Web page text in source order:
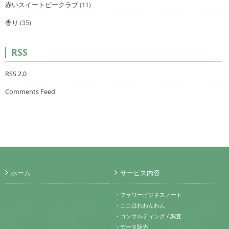
赤いスイートピークラブ(11)
香り (35)
RSS
RSS 2.0
Comments Feed
ホーム サービス内容
・フラワービジネスノート
・ここほれわんわん
・コンサルティング / 調査
・データ販売